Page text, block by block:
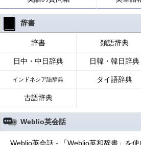
辞書
辞書 類語辞典
日中・中日辞典 日韓・韓日辞典
インドネシア語辞典 タイ語辞典
古語辞典
Weblio英会話
Weblio英会話 - 「Weblio英和辞書」を